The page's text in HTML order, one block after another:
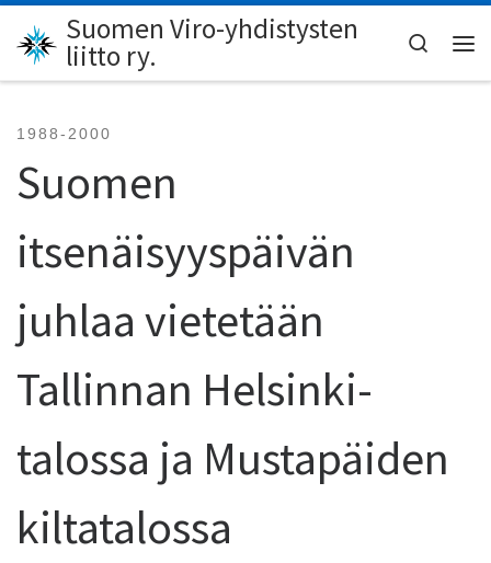
Skip to content
Suomen Viro-yhdistysten
liitto ry.
Search
1988-2000
Suomen
itsenäisyyspäivän
juhlaa vietetään
Tallinnan Helsinki-
talossa ja Mustapäiden
kiltatalossa